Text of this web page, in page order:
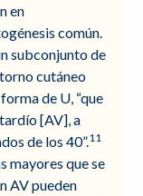
en
común.
subconjunto de
cutáneo
de U, “que
[AV], a
de los 40”.11
mayores que se
AV pueden